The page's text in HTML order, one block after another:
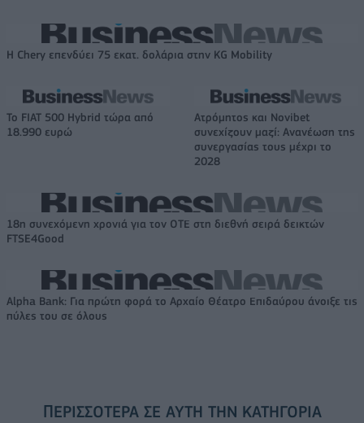
Η Chery επενδύει 75 εκατ. δολάρια στην KG Mobility
Το FIAT 500 Hybrid τώρα από
18.990 ευρώ
Ατρόμητος και Novibet
συνεχίζουν μαζί: Ανανέωση της
συνεργασίας τους μέχρι το
2028
18η συνεχόμενη χρονιά για τον ΟΤΕ στη διεθνή σειρά δεικτών
FTSE4Good
Alpha Bank: Για πρώτη φορά το Αρχαίο Θέατρο Επιδαύρου άνοιξε τις
πύλες του σε όλους
ΠΕΡΙΣΣΌΤΕΡΑ ΣΕ ΑΥΤΉ ΤΗΝ ΚΑΤΗΓΟΡΊΑ